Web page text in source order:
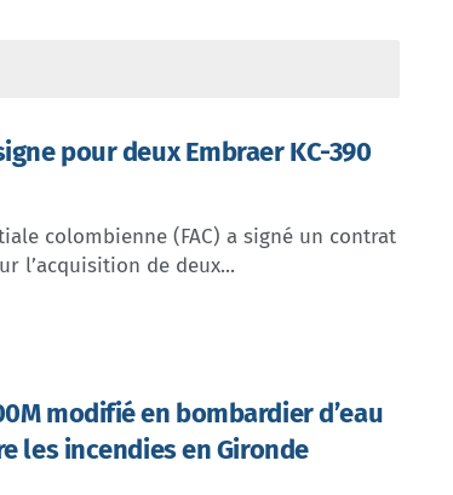
pour deux Embraer KC-390
colombienne (FAC) a signé un contrat
l’acquisition de deux...
modifié en bombardier d’eau
les incendies en Gironde